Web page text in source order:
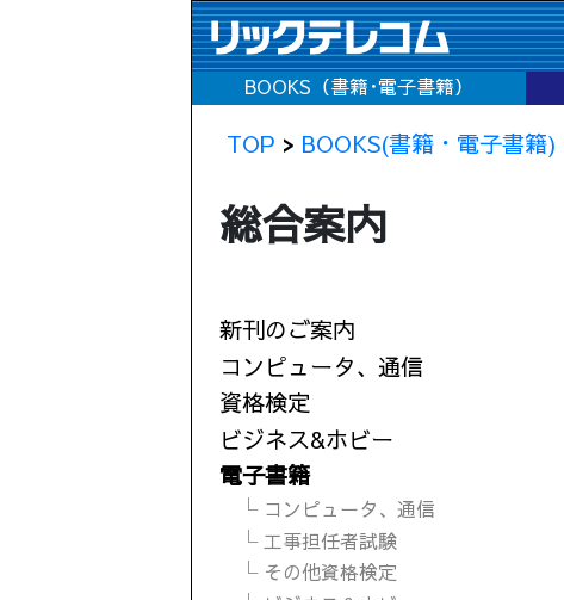
BOOKS（書籍･電子書籍）
TOP > BOOKS(書籍・電子書籍)
総合案内
新刊のご案内
コンピュータ、通信
資格検定
ビジネス&ホビー
電子書籍
└ コンピュータ、通信
└ 工事担任者試験
└ その他資格検定